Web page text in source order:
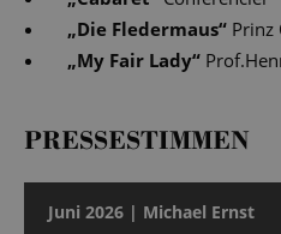
„Die Fledermaus“ Prinz
„My Fair Lady“
PRESSESTIMMEN
Juni 2026 | Michael Ernst